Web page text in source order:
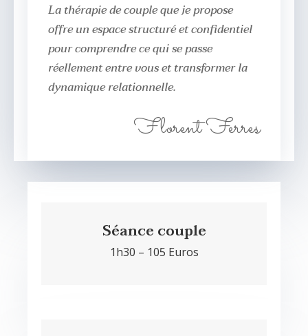
La thérapie de couple que je propose
offre un espace structuré et confidentiel
pour comprendre ce qui se passe
réellement entre vous et transformer la
dynamique relationnelle.
Florent Ferres
Séance couple
1h30 – 105 Euros